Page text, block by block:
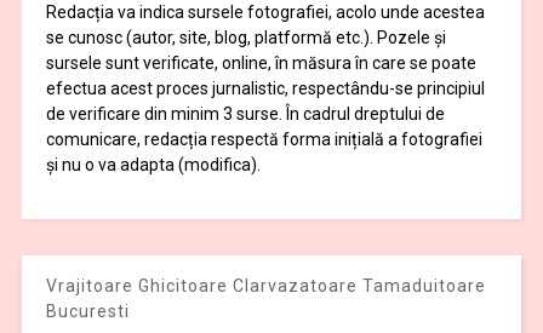
Redacția va indica sursele fotografiei, acolo unde acestea
se cunosc (autor, site, blog, platformă etc.). Pozele și
sursele sunt verificate, online, în măsura în care se poate
efectua acest proces jurnalistic, respectându-se principiul
de verificare din minim 3 surse. În cadrul dreptului de
comunicare, redacția respectă forma inițială a fotografiei
și nu o va adapta (modifica).
Vrajitoare Ghicitoare Clarvazatoare Tamaduitoare
Bucuresti